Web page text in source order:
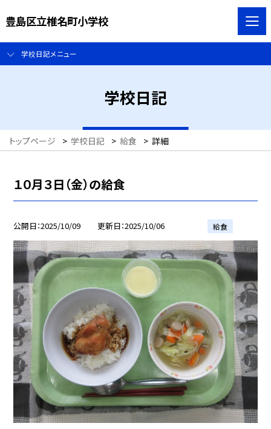
豊島区立椎名町小学校
学校日記メニュー
学校日記
トップページ > 学校日記 > 給食 > 詳細
１０月３日（金）の給食
公開日 2025/10/09 更新日 2025/10/06 給食